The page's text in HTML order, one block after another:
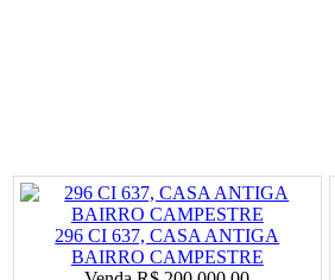
296 CI 637, CASA ANTIGA
BAIRRO CAMPESTRE